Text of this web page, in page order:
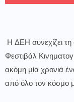
Η ΔΕΗ συνεχίζει τη
Φεστιβάλ
ακόμη μία χρονιά
από όλο τον κόσμο